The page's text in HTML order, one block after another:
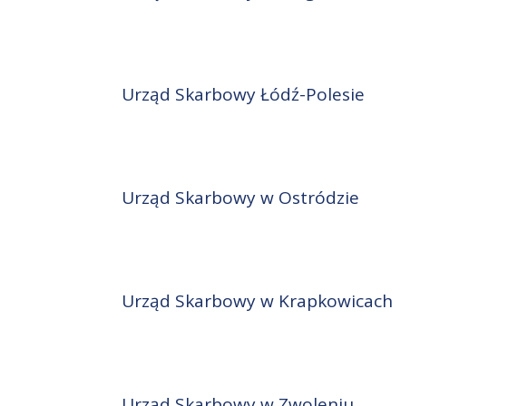
Urząd Skarbowy Łódź-Polesie
Urząd Skarbowy w Ostródzie
Urząd Skarbowy w Krapkowicach